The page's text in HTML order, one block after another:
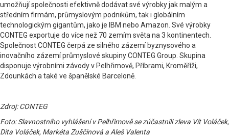
umožňují společnosti efektivně dodávat své výrobky jak malým a
středním firmám, průmyslovým podnikům, tak i globálním
technologickým gigantům, jako je IBM nebo Amazon. Své výrobky
CONTEG exportuje do více než 70 zemím světa na 3 kontinentech.
Společnost CONTEG čerpá ze silného zázemí byznysového a
inovačního zázemí průmyslové skupiny CONTEG Group. Skupina
disponuje výrobními závody v Pelhřimově, Příbrami, Kroměříži,
Zdounkách a také ve španělské Barceloně.
Zdroj: CONTEG
Foto: Slavnostního vyhlášení v Pelhřimově se zúčastnili zleva Vít Voláček,
Dita Voláček, Markéta Zuščinová a Aleš Valenta